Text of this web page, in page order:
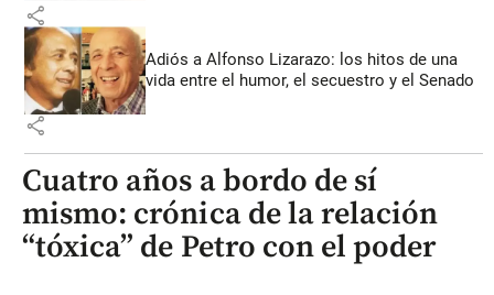
share
Adiós a Alfonso Lizarazo: los hitos de una
vida entre el humor, el secuestro y el Senado
share
Cuatro años a bordo de sí
mismo: crónica de la relación
“tóxica” de Petro con el poder